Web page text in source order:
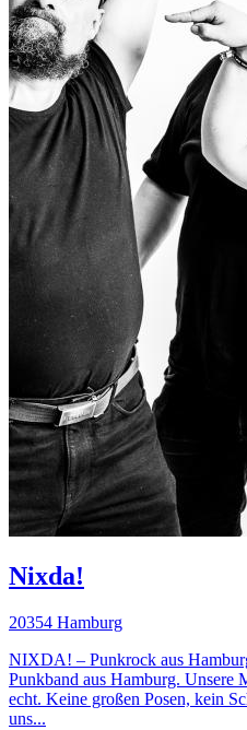
Nixda!
20354 Hamburg
NIXDA! – Punkrock aus
Punkband aus Hamburg. Unsere
echt. Keine großen Posen, kein
uns...